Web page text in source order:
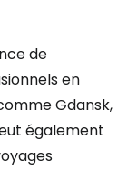
de
en
Gdansk,
également